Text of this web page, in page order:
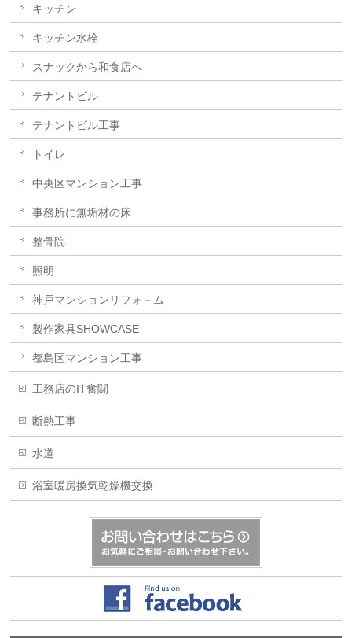
キッチン
キッチン水栓
スナックから和食店へ
テナントビル
テナントビル工事
トイレ
中央区マンション工事
事務所に無垢材の床
整骨院
照明
神戸マンションリフォ－ム
製作家具SHOWCASE
都島区マンション工事
工務店のIT奮闘
断熱工事
水道
浴室暖房換気乾燥機交換